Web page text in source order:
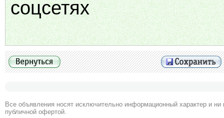
соцсетях
Все объявления носят исключительно информационный характер и ни
публичной офертой.